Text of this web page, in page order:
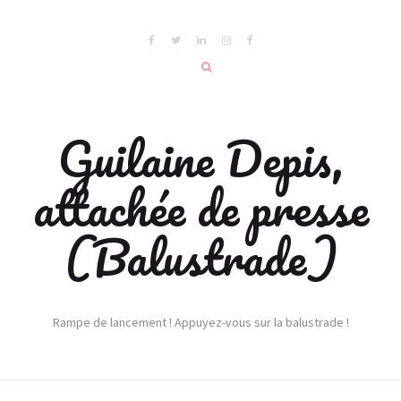
Guilaine Depis,
attachée de presse
(Balustrade)
Rampe de lancement ! Appuyez-vous sur la balustrade !